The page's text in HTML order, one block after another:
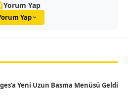
Yorum Yap
Yap
Yeni Uzun Basma Menüsü Geldi